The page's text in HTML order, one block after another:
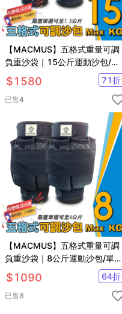
【MACMUS】五格式重量可調
負重沙袋｜15公斤運動沙包/單
邊7.5公斤負重沙包 重量可調沙
包 綁手沙包 綁腿沙包
$1580 71折
已售4
【MACMUS】五格式重量可調
負重沙袋｜8公斤運動沙包/單邊
4公斤負重沙包 重量可調沙包
綁手沙包 綁腿沙包
$1090 64折
已售8